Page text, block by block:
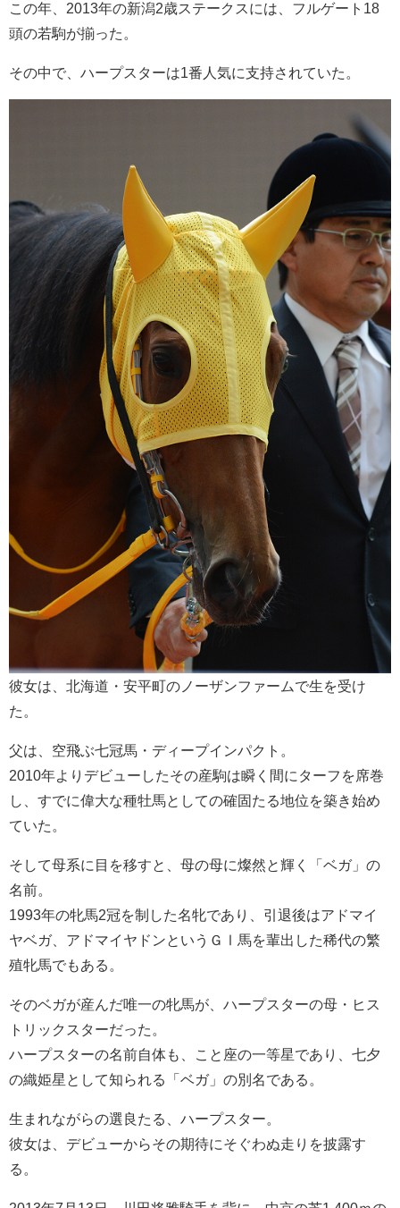
この年、2013年の新潟2歳ステークスには、フルゲート18
頭の若駒が揃った。
その中で、ハープスターは1番人気に支持されていた。
彼女は、北海道・安平町のノーザンファームで生を受け
た。
父は、空飛ぶ七冠馬・ディープインパクト。
2010年よりデビューしたその産駒は瞬く間にターフを席巻
し、すでに偉大な種牡馬としての確固たる地位を築き始め
ていた。
そして母系に目を移すと、母の母に燦然と輝く「ベガ」の
名前。
1993年の牝馬2冠を制した名牝であり、引退後はアドマイ
ヤベガ、アドマイヤドンというＧⅠ馬を輩出した稀代の繁
殖牝馬でもある。
そのベガが産んだ唯一の牝馬が、ハープスターの母・ヒス
トリックスターだった。
ハープスターの名前自体も、こと座の一等星であり、七夕
の織姫星として知られる「ベガ」の別名である。
生まれながらの選良たる、ハープスター。
彼女は、デビューからその期待にそぐわぬ走りを披露す
る。